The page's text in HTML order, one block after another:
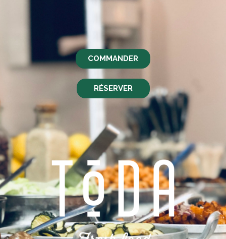
COMMANDER
RÉSERVER